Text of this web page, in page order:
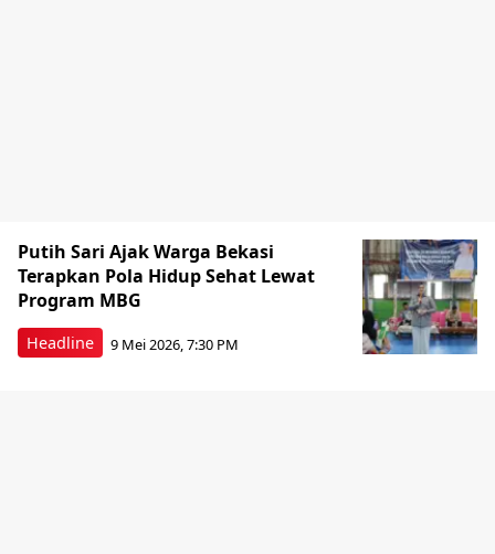
Headline
Putih Sari Ajak Warga Bekasi
Terapkan Pola Hidup Sehat Lewat
Program MBG
9 Mei 2026, 7:30 PM